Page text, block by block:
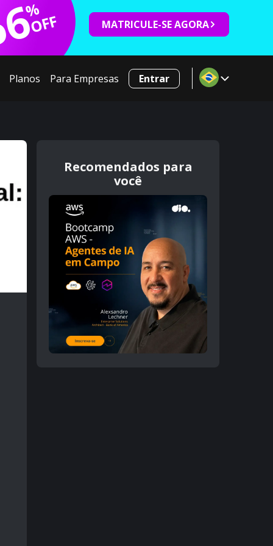
%
OFF MATRICULE-SE AGORA
Planos Para Empresas Entrar
Recomendados para
você